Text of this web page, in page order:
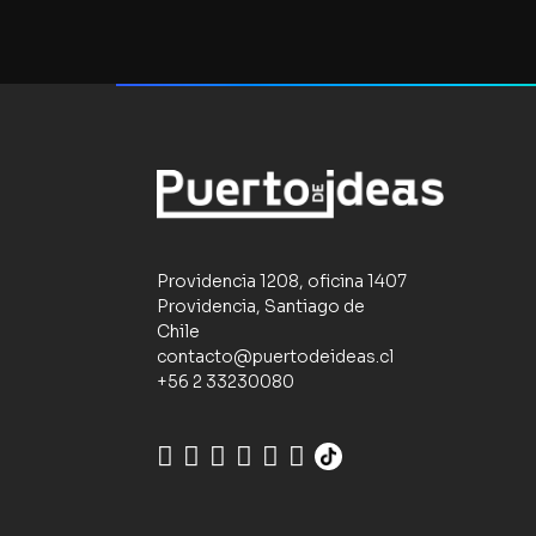
Providencia 1208, oficina 1407
Providencia, Santiago de
Chile
contacto@puertodeideas.cl
+56 2 33230080